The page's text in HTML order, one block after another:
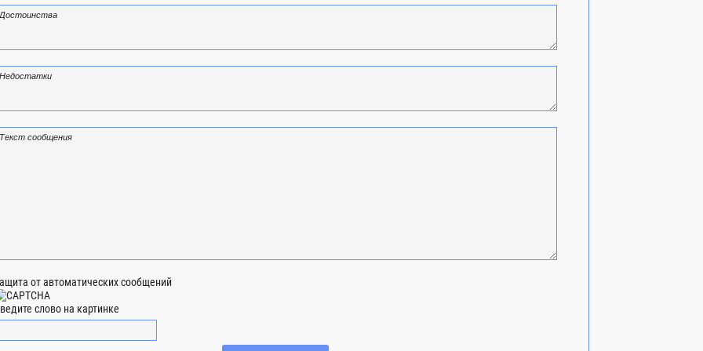
от автоматических сообщений
слово на картинке